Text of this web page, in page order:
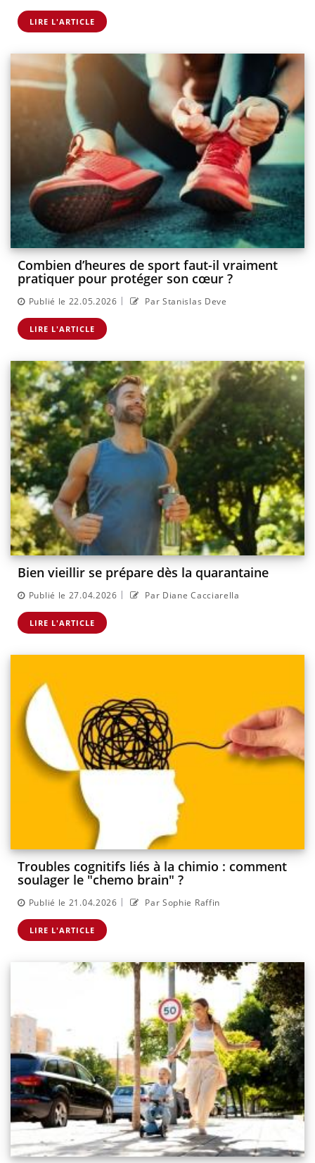
LIRE L'ARTICLE
Combien d’heures de sport faut-il vraiment
pratiquer pour protéger son cœur ?
Publié le 22.05.2026 | Par Stanislas Deve
LIRE L'ARTICLE
Bien vieillir se prépare dès la quarantaine
Publié le 27.04.2026 | Par Diane Cacciarella
LIRE L'ARTICLE
Troubles cognitifs liés à la chimio : comment
soulager le "chemo brain" ?
Publié le 21.04.2026 | Par Sophie Raffin
LIRE L'ARTICLE